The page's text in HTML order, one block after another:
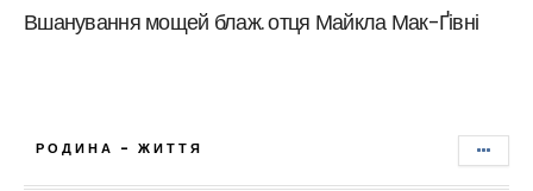
Вшанування мощей блаж. отця Майкла Мак-Ґівні
РОДИНА - ЖИТТЯ